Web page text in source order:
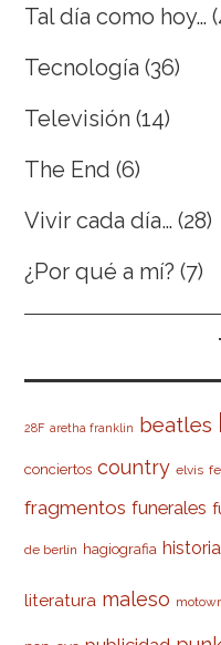
Tal día como hoy…
Tecnología (36)
Televisión (14)
The End (6)
Vivir cada día… (28)
¿Por qué a mí? (7)
28F aretha franklin beatles
conciertos country elvis
fragmentos funerales
de berlín hagiografia historia
literatura maleso